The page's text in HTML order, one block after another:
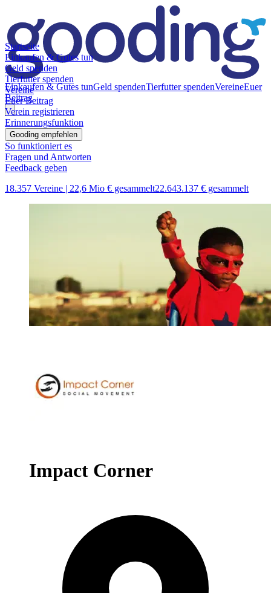
Einkaufen & Gutes tunGeld spendenTierfutter spendenVereineEuer
Beitrag
Startseite
Einkaufen & Gutes tun
Geld spenden
Tierfutter spenden
Vereine
Euer Beitrag
Verein registrieren
Erinnerungsfunktion
Gooding empfehlen
So funktioniert es
Fragen und Antworten
Feedback geben
18.357 Vereine | 22,6 Mio € gesammelt22.643.137 € gesammelt
Impact Corner